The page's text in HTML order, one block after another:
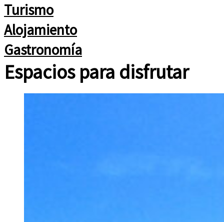
Turismo
Alojamiento
Gastronomía
Espacios para disfrutar